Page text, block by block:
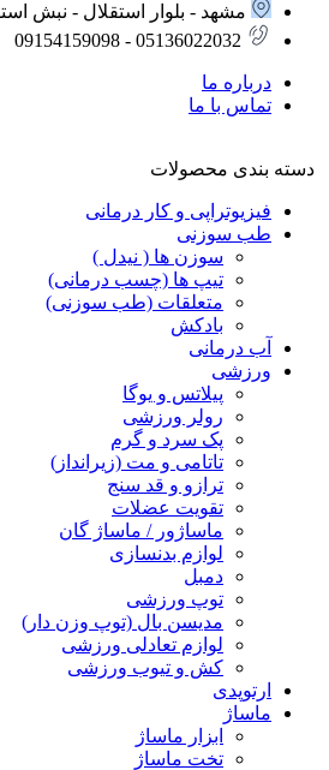
مشهد - بلوار استقلال - نبش استقلال 7 -
05136022032 - 09154159098
درباره ما
تماس با ما
دسته بندی محصولات
فیزیوتراپی و کار درمانی
طب سوزنی
سوزن ها ( نیدل )
تیپ ها (چسب درمانی)
متعلقات (طب سوزنی)
بادکش
آب درمانی
ورزشی
پیلاتس و یوگا
رولر ورزشی
پک سرد و گرم
تاتامی و مت (زیرانداز)
ترازو و قد سنج
تقویت عضلات
ماساژور / ماساژ گان
لوازم بدنسازی
دمبل
توپ ورزشی
مدیسن بال (توپ وزن دار)
لوازم تعادلی ورزشی
کش و تیوب ورزشی
ارتوپدی
ماساژ
ابزار ماساژ
تخت ماساژ